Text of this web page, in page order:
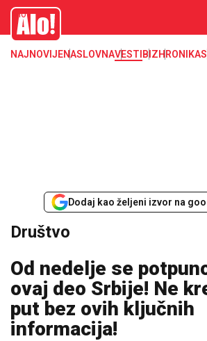
Društvo, društvene teme
Alo
NAJNOVIJENASLOVNAVESTI BIZHRONIKA
Dodaj kao željeni izvor na
Društvo
Od nedelje se
ovaj deo Srbije! Ne
put bez ovih ključnih
informacija!